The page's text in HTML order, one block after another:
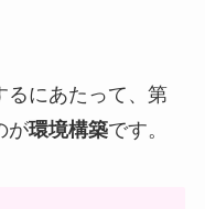
るにあたって、第
が環境構築です。